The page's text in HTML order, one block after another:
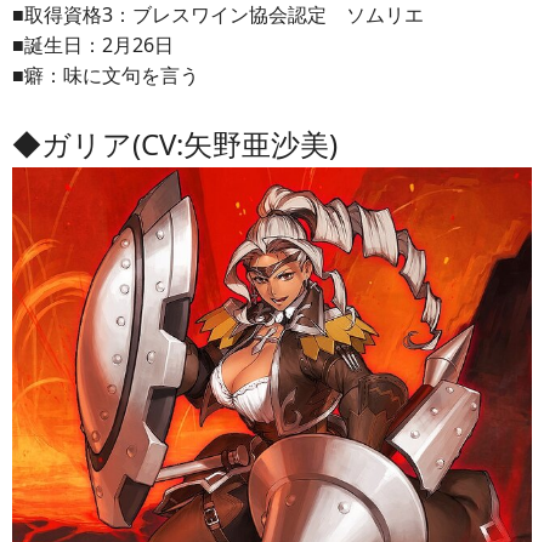
■取得資格3：ブレスワイン協会認定 ソムリエ
■誕生日：2月26日
■癖：味に文句を言う
◆ガリア(CV:矢野亜沙美)